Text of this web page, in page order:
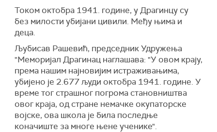
Током октобра 1941. године, у Драгинцу су
без милости убијани цивили. Међу њима и
деца.
Љубисав Рашевић, председник Удружења
"Меморијал Драгинац наглашава: "У овом крају,
према нашим најновијим истраживањима,
убијено је 2.677 људи октобра 1941. године. У
време тог страшног погрома становништва
овог краја, од стране немачке окупаторске
војске, ова школа је била последње
коначиште за многе њене ученике".